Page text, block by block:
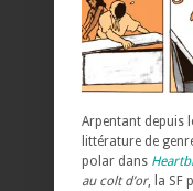
Arpentant depuis
littérature de
polar dans
au colt d’or, la SF